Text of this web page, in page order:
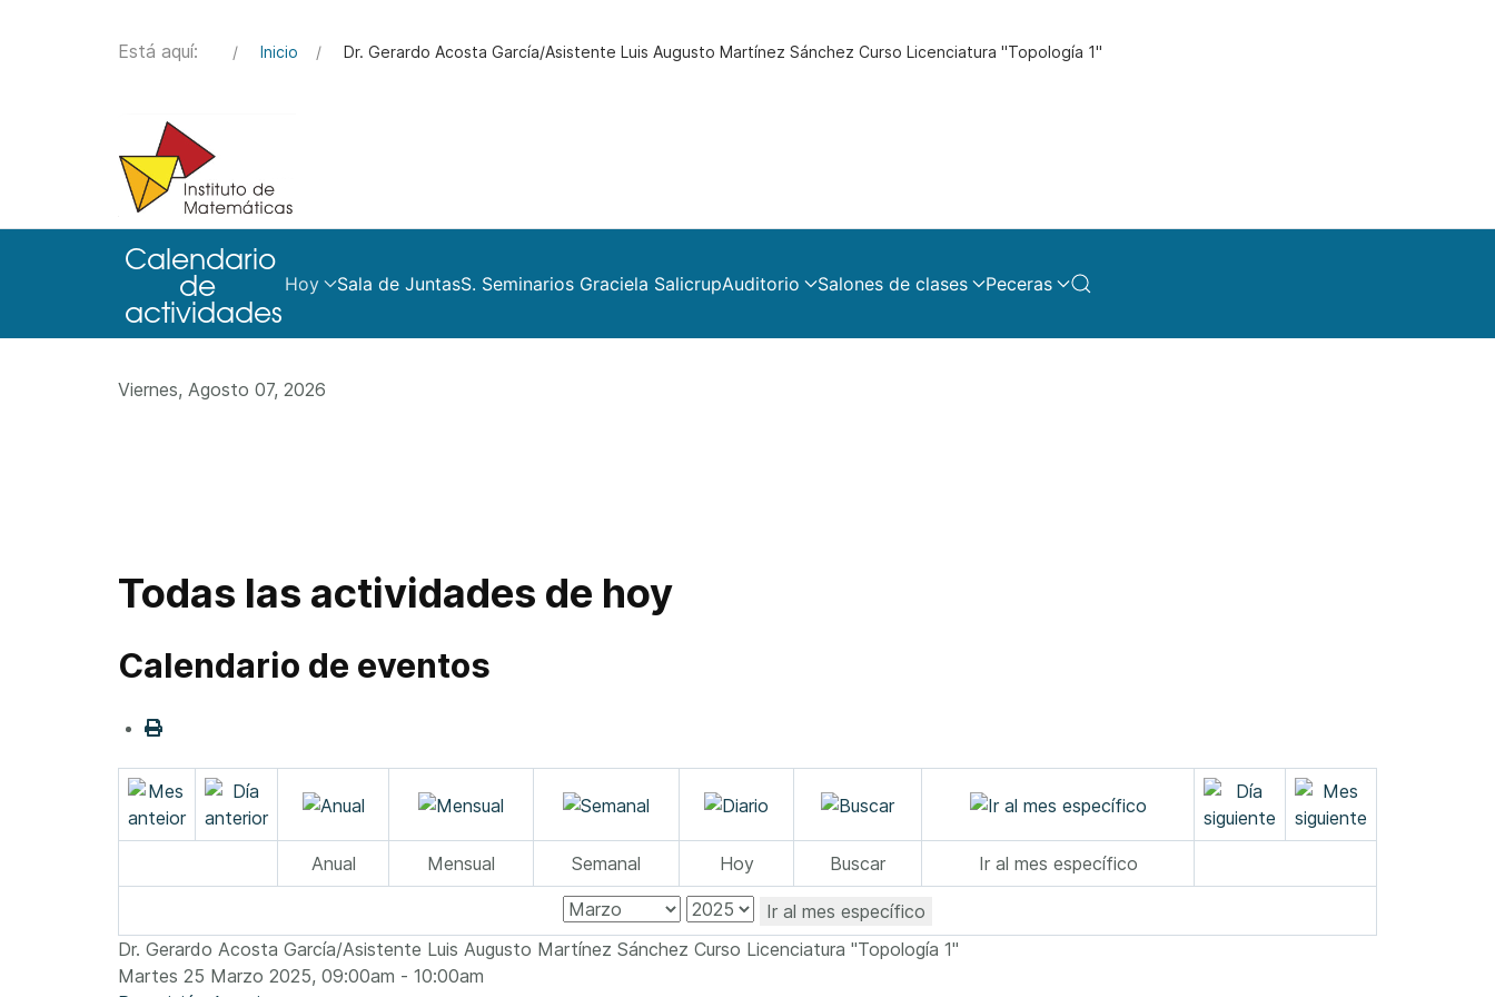
Está aquí: Inicio Dr. Gerardo Acosta García/Asistente Luis Augusto Martínez Sánchez Curso Licenciatura "Topología 1"
Hoy Sala de JuntasS. Seminarios Graciela SalicrupAuditorio Salones de clases Peceras
Viernes, Agosto 07, 2026
Todas las actividades de hoy
Calendario de eventos
Anual Mensual Semanal Hoy Buscar Ir al mes específico
Ir al mes específico
Dr. Gerardo Acosta García/Asistente Luis Augusto Martínez Sánchez Curso Licenciatura "Topología 1"
Martes 25 Marzo 2025, 09:00am - 10:00am